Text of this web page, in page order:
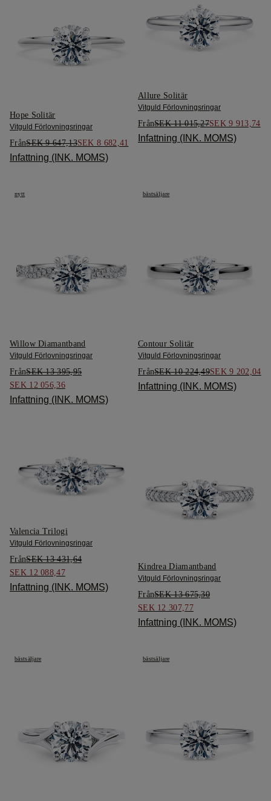
Hope Solitär
Vitguld Förlovningsringar
FrånSEK 9 647,13SEK 8 682,41
Infattning (INK. MOMS)
Allure Solitär
Vitguld Förlovningsringar
FrånSEK 11 015,27SEK 9 913,74
Infattning (INK. MOMS)
nytt
Willow Diamantband
Vitguld Förlovningsringar
FrånSEK 13 395,95
SEK 12 056,36
Infattning (INK. MOMS)
bästsäljare
Contour Solitär
Vitguld Förlovningsringar
FrånSEK 10 224,49SEK 9 202,04
Infattning (INK. MOMS)
Valencia Trilogi
Vitguld Förlovningsringar
FrånSEK 13 431,64
SEK 12 088,47
Infattning (INK. MOMS)
Kindrea Diamantband
Vitguld Förlovningsringar
FrånSEK 13 675,30
SEK 12 307,77
Infattning (INK. MOMS)
bästsäljare bästsäljare